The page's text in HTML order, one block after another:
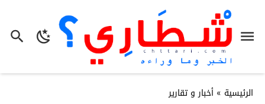
الرئيسية » أخبار و تقارير